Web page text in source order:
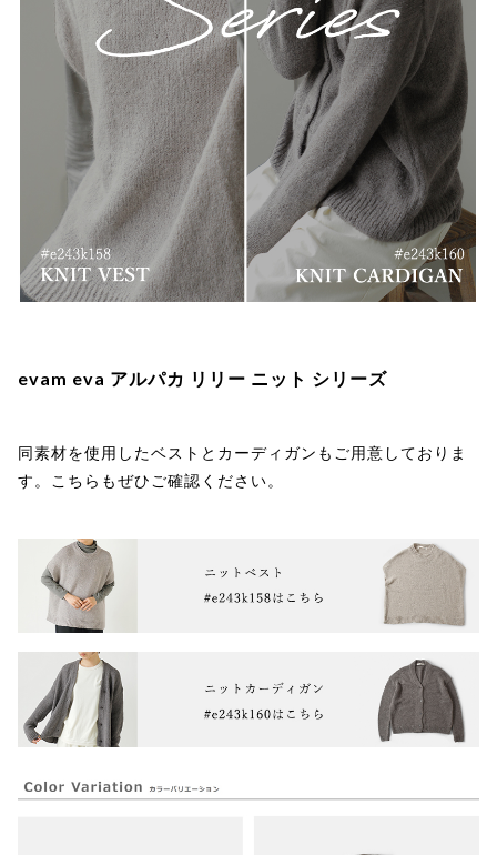
evam eva アルパカ リリー ニット シリーズ
同素材を使用したベストとカーディガンもご用意しておりま
す。こちらもぜひご確認ください。